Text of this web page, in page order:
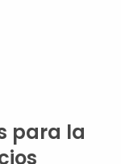
para la